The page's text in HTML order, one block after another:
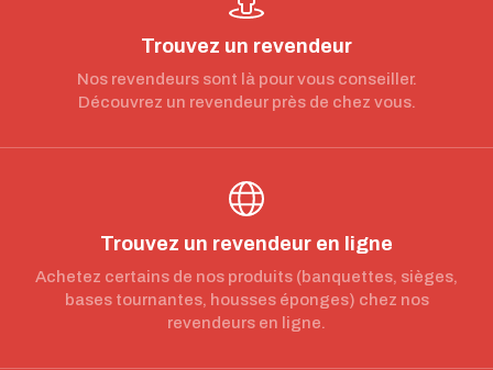
Trouvez un revendeur
Nos revendeurs sont là pour vous conseiller.
Découvrez un revendeur près de chez vous.
Trouvez un revendeur en ligne
Achetez certains de nos produits (banquettes, sièges,
bases tournantes, housses éponges) chez nos
revendeurs en ligne.